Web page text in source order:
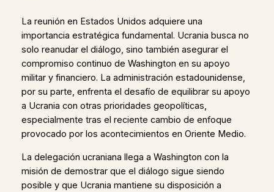
La reunión en Estados Unidos adquiere una
importancia estratégica fundamental. Ucrania busca no
solo reanudar el diálogo, sino también asegurar el
compromiso continuo de Washington en su apoyo
militar y financiero. La administración estadounidense,
por su parte, enfrenta el desafío de equilibrar su apoyo
a Ucrania con otras prioridades geopolíticas,
especialmente tras el reciente cambio de enfoque
provocado por los acontecimientos en Oriente Medio.
La delegación ucraniana llega a Washington con la
misión de demostrar que el diálogo sigue siendo
posible y que Ucrania mantiene su disposición a